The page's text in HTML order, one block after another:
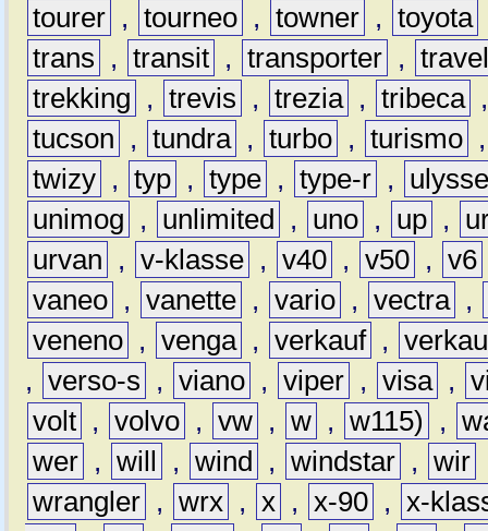
tourer , tourneo , towner , toyota
trans
, transit , transporter ,
trekking
, trevis , trezia , tribeca
tucson
, tundra , turbo , turismo
twizy , typ , type , type-r ,
unimog
, unlimited , uno , up ,
urvan
, v-klasse , v40 , v50 , v6
vaneo , vanette , vario , vectra ,
veneno , venga , verkauf ,
, verso-s , viano , viper , visa ,
volt , volvo , vw , w , w115) ,
wer , will , wind , windstar , wir
wrangler , wrx , x , x-90 , x-